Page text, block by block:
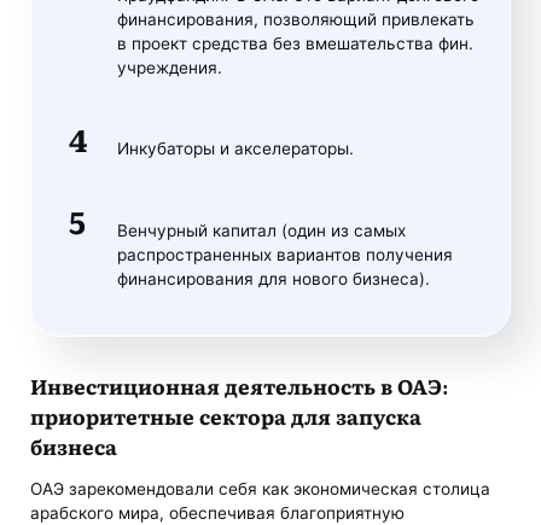
финансирования, позволяющий привлекать
в проект средства без вмешательства фин.
учреждения.
Инкубаторы и акселераторы.
Венчурный капитал (один из самых
распространенных вариантов получения
финансирования для нового бизнеса).
Инвестиционная деятельность в ОАЭ:
приоритетные сектора длязапуска
бизнеса
ОАЭ зарекомендовали себя как экономическая столица
арабского мира, обеспечивая благоприятную